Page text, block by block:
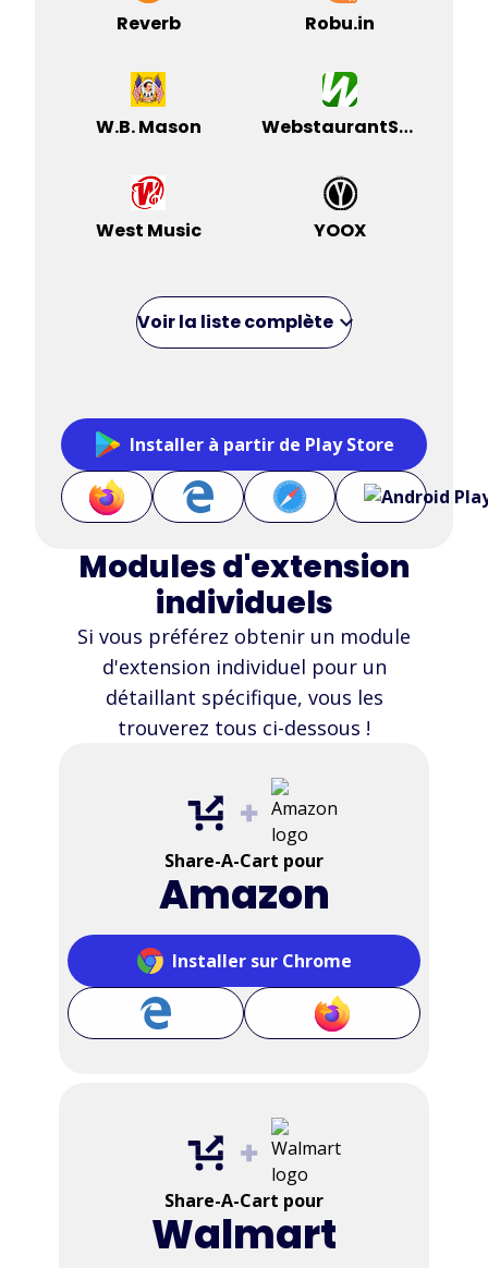
Reverb Robu.in
W.B. Mason WebstaurantStore
West Music YOOX
Voir la liste complète
Installer à partir de Play Store
Modules d'extension
individuels
Si vous préférez obtenir un module
d'extension individuel pour un
détaillant spécifique, vous les
trouverez tous ci-dessous !
Share-A-Cart pour
Amazon
Installer sur Chrome
Share-A-Cart pour
Walmart